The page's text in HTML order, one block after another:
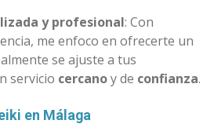
y profesional: Con
me enfoco en ofrecerte un
se ajuste a tus
servicio cercanoy de confianza.
en Málaga